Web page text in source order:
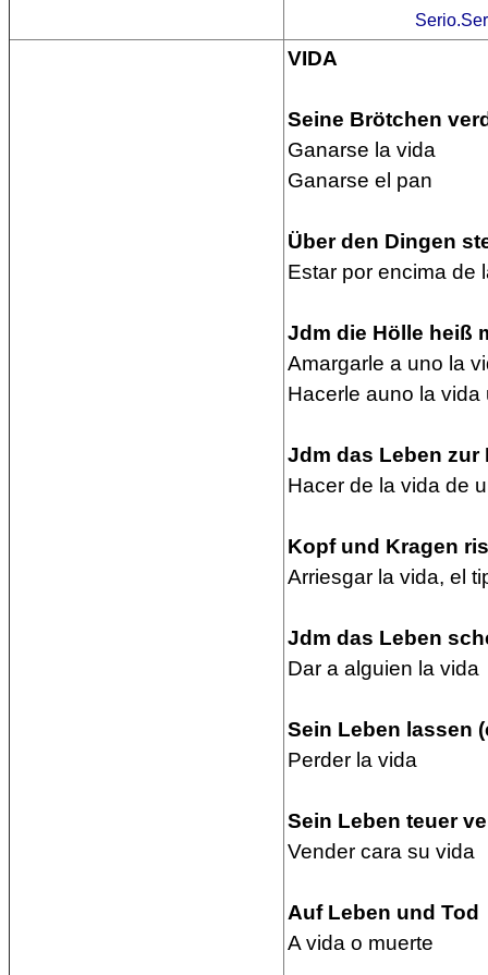
VIDA
Seine Brötchen
Ganarse la vida
Ganarse el pan
Über den Dingen
Estar por encima de
Jdm die Hölle heiß
Amargarle a uno la
Hacerle auno la vida
Jdm das Leben zur
Hacer de la vida de
Kopf und Kragen
Arriesgar la vida, el
Jdm das Leben
Dar a alguien la vida
Sein Leben lassen
Perder la vida
Sein Leben teuer
Vender cara su vida
Auf Leben und Tod
A vida o muerte